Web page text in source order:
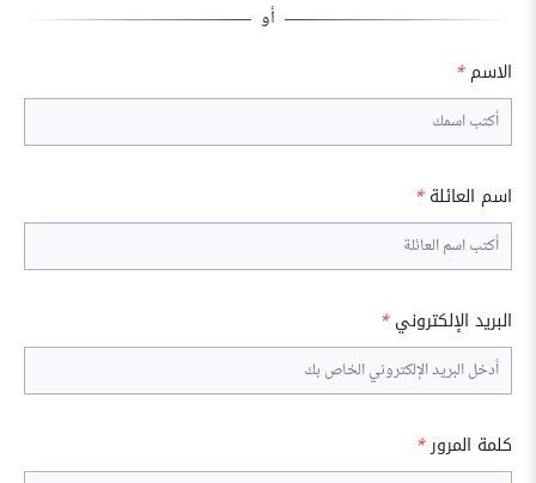
الاسم *
اسم العائلة *
البريد الإلكتروني *
كلمة المرور*